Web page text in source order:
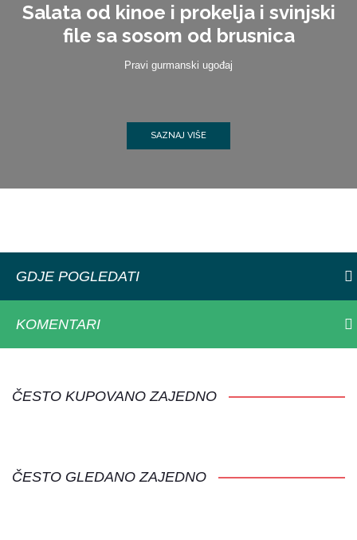
Salata od kinoe i prokelja i svinjski
file sa sosom od brusnica
Pravi gurmanski ugođaj
SAZNAJ VIŠE
GDJE POGLEDATI
KOMENTARI
ČESTO KUPOVANO ZAJEDNO
ČESTO GLEDANO ZAJEDNO